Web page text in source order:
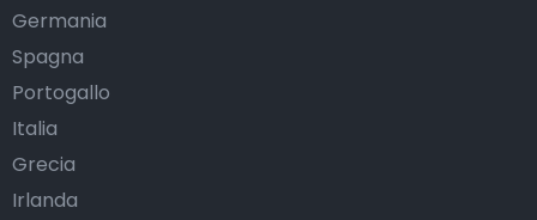
Germania
Spagna
Portogallo
Italia
Grecia
Irlanda